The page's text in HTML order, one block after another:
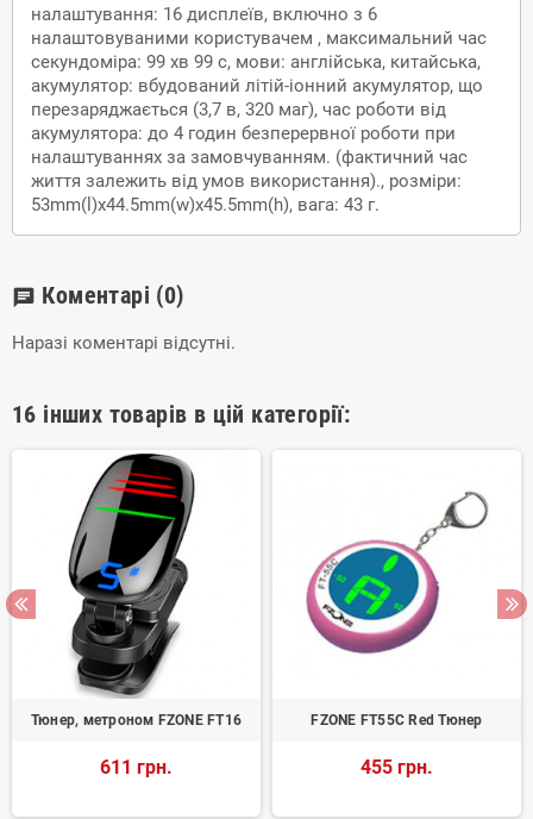
налаштування: 16 дисплеїв, включно з 6
налаштовуваними користувачем , максимальний час
секундоміра: 99 хв 99 с, мови: англійська, китайська,
акумулятор: вбудований літій-іонний акумулятор, що
перезаряджається (3,7 в, 320 маг), час роботи від
акумулятора: до 4 годин безперервної роботи при
налаштуваннях за замовчуванням. (фактичний час
життя залежить від умов використання)., розміри:
53mm(l)x44.5mm(w)x45.5mm(h), вага: 43 г.
chat Коментарі (0)
Наразі коментарі відсутні.
16 інших товарів в цій категорії:
Тюнер, метроном FZONE FT16
611 грн.
FZONE FT55С Red Тюнер
455 грн.